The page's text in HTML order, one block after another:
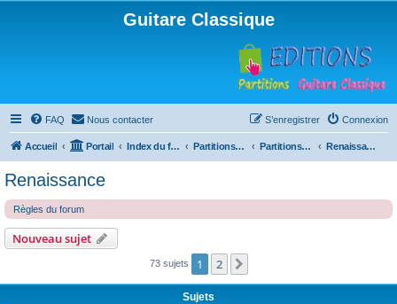
Guitare Classique
FAQ Nous contacter Connexion
S’enregistrer
Accueil Portail Index du forum Partitions pour guitare en libre téléchargement Partitions classées par compositeur Renaissance
Renaissance
Règles du forum
Nouveau sujet
73 sujets 1 2
Sujets